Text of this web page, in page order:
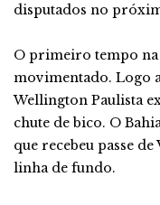
disputados no
O primeiro tempo na
movimentado. Logo
Wellington Paulista
chute de bico. O
que recebeu passe
linha de fundo.